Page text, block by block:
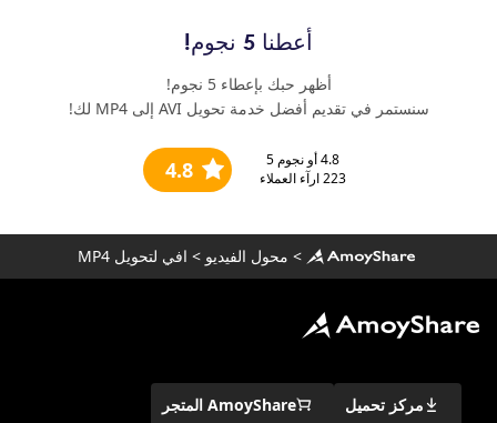
أعطنا 5 نجوم!
أظهر حبك بإعطاء 5 نجوم!
سنستمر في تقديم أفضل خدمة تحويل AVI إلى MP4 لك!
4.8 4.8أو نجوم 5
223ارآء العملاء
> محول الفيديو > افي لتحويل MP4
مركز تحميل AmoyShare المتجر